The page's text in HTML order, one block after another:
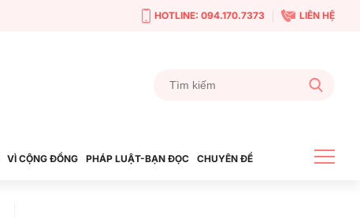
HOTLINE: 094.170.7373 LIÊN HỆ
VÌ CỘNG ĐỒNG PHÁP LUẬT-BẠN ĐỌC CHUYÊN ĐỀ